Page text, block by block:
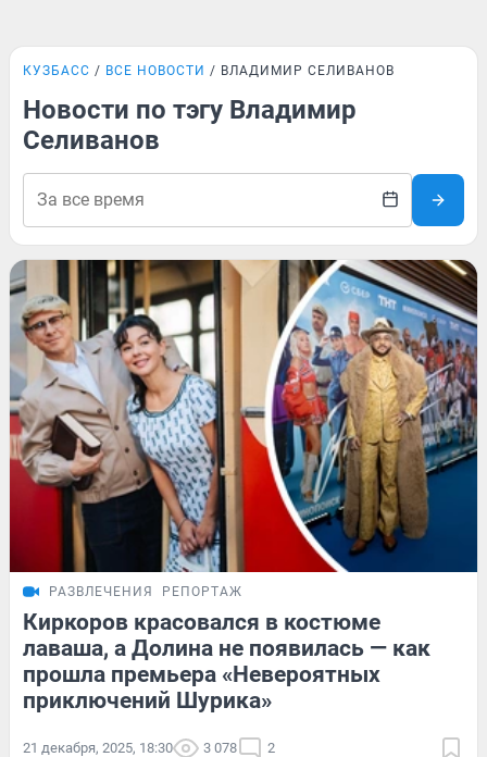
КУЗБАСС ВСЕ НОВОСТИ ВЛАДИМИР СЕЛИВАНОВ
Новости по тэгу Владимир
Селиванов
РАЗВЛЕЧЕНИЯ РЕПОРТАЖ
Киркоров красовался в костюме
лаваша, а Долина не появилась — как
прошла премьера «Невероятных
приключений Шурика»
21 декабря, 2025, 18:30 3 078 2